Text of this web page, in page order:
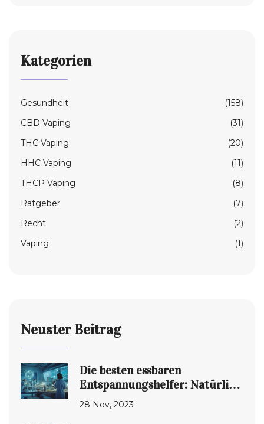
Kategorien
Gesundheit
(158)
CBD Vaping
(31)
THC Vaping
(20)
HHC Vaping
(11)
THCP Vaping
(8)
Ratgeber
(7)
Recht
(2)
Vaping
(1)
Neuster Beitrag
Die besten essbaren
Entspannungshelfer: Natürlich
zur Ruhe kommen
28 Nov, 2023